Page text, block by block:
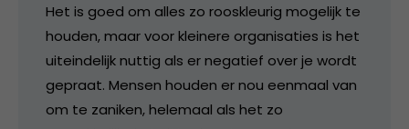
Het is goed om alles zo rooskleurig mogelijk te
houden, maar voor kleinere organisaties is het
uiteindelijk nuttig als er negatief over je wordt
gepraat. Mensen houden er nou eenmaal van
om te zaniken, helemaal als het zo